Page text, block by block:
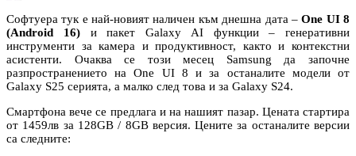
Софтуера тук е най-новият наличен към днешна дата –One UI 8
(Android 16)и пакет Galaxy AI функции – генеративни
инструменти за камера и продуктивност, както и контекстни
асистенти. Очаква се този месец Samsung да започне
разпространението на One UI 8 и за останалите модели от
Galaxy S25 серията, а малко след това и за Galaxy S24.
Смартфона вече се предлага и на нашият пазар. Цената стартира
от 1459лв за 128GB / 8GB версия. Цените за останалите версии
са следните: